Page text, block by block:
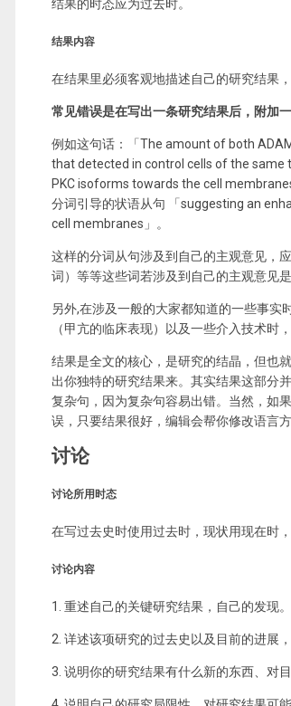
结果的时态应为过去时。
结果内容
在结果里必须客观地描述自己的研究结果
常见错误是在写出一条研究结果后，附加一
例如这句话：「The amount of both
that detected in control cells of the same
PKC isoforms towards the cell
分词引导的状语从句 「suggesting an
cell membranes」。
这样的分词从句涉及到自己的主观意见，
词）等等这些词若涉及到自己的主观意见
另外,在涉及一般的大家都知道的一些事
（甲亢的临床表现）以及一些介入技术时
结果是全文的核心，是研究的结晶，但也
出你独特的研究结果来。其实结果这部分
复杂句，因为复杂句容易出错。当然，如
误，只要结果很好，编辑会帮你修改语言
讨论
讨论所用时态
在写过去史时使用过去时，现状用现在时
讨论内容
1. 重述自己的关键研究结果，自己的发现。
2. 详述该项研究的过去史以及目前的进展
3. 说明你的研究结果有什么新的东西、对